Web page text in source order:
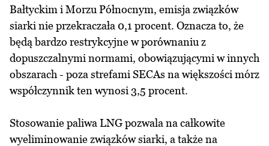
Bałtyckim i Morzu Północnym, emisja związków
siarki nie przekraczała 0,1 procent. Oznacza to, że
będą bardzo restrykcyjne w porównaniu z
dopuszczalnymi normami, obowiązującymi w innych
obszarach - poza strefami SECAs na większości mórz
współczynnik ten wynosi 3,5 procent.
Stosowanie paliwa LNG pozwala na całkowite
wyeliminowanie związków siarki, a także na